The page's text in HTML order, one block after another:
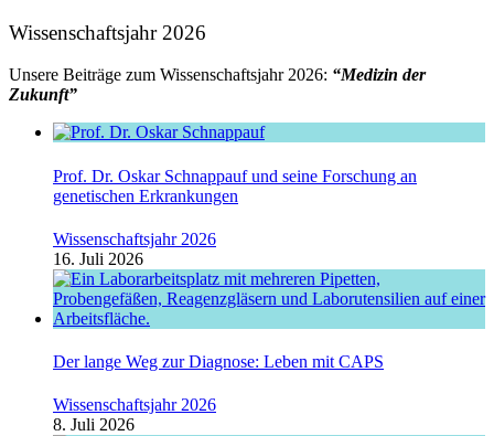
Wissenschaftsjahr 2026
Unsere Beiträge zum Wissenschaftsjahr 2026: “Medizin der
Zukunft”
Prof. Dr. Oskar Schnappauf und seine Forschung an
genetischen Erkrankungen
Wissenschaftsjahr 2026
16. Juli 2026
Der lange Weg zur Diagnose: Leben mit CAPS
Wissenschaftsjahr 2026
8. Juli 2026